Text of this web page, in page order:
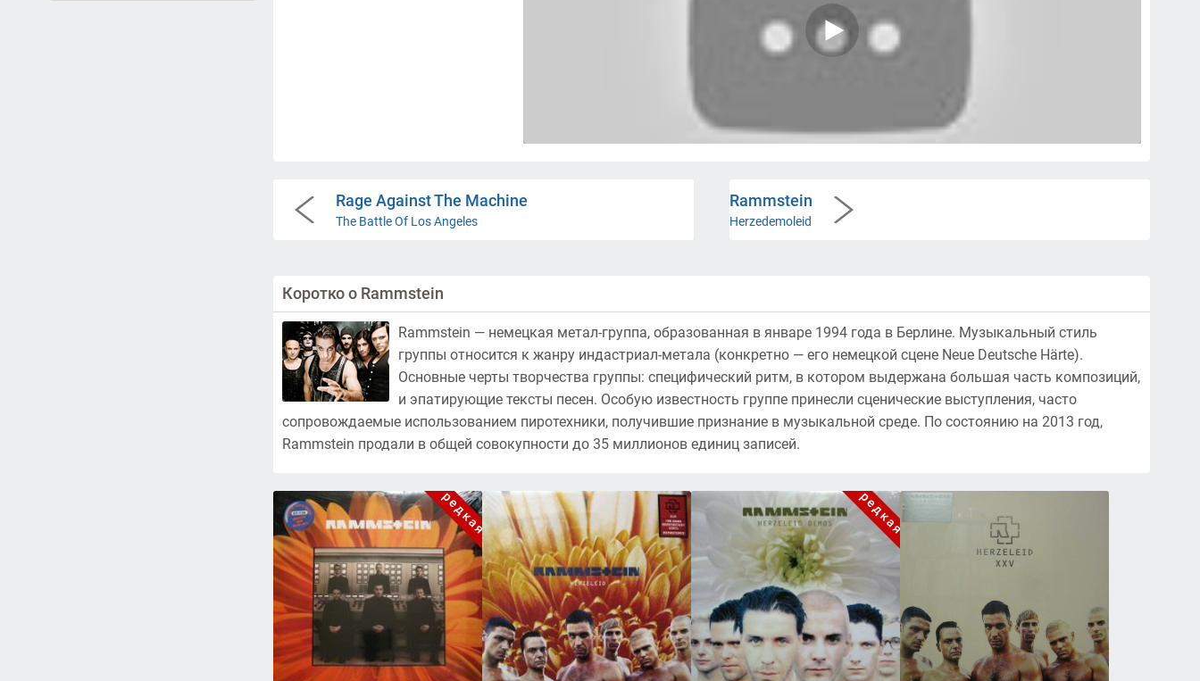
Rage Against The Machine
The Battle Of Los Angeles
Rammstein
Herzedemoleid
Коротко о Rammstein
Rammstein — немецкая метал-группа, образованная в январе 1994 года в Берлине. Музыкальный стиль
группы относится к жанру индастриал-метала (конкретно — его немецкой сцене Neue Deutsche Härte).
Основные черты творчества группы: специфический ритм, в котором выдержана большая часть композиций,
и эпатирующие тексты песен. Особую известность группе принесли сценические выступления, часто
сопровождаемые использованием пиротехники, получившие признание в музыкальной среде. По состоянию на 2013 год,
Rammstein продали в общей совокупности до 35 миллионов единиц записей.